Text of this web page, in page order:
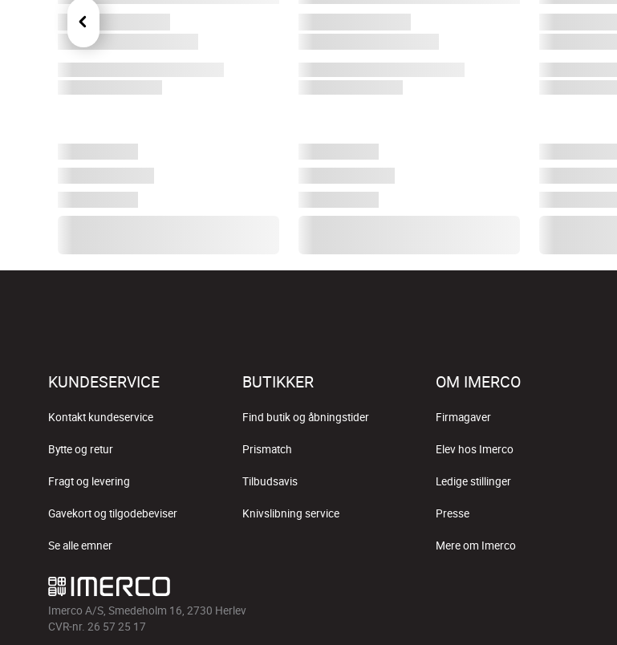
KUNDESERVICE
Kontakt kundeservice
Bytte og retur
Fragt og levering
Gavekort og tilgodebeviser
Se alle emner
BUTIKKER
Find butik og åbningstider
Prismatch
Tilbudsavis
Knivslibning service
OM IMERCO
Firmagaver
Elev hos Imerco
Ledige stillinger
Presse
Mere om Imerco
Imerco A/S, Smedeholm 16, 2730 Herlev
CVR-nr. 26 57 25 17